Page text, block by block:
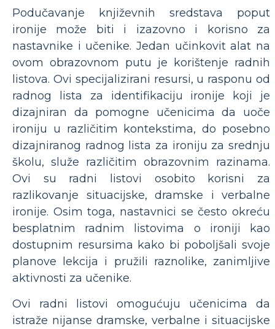
Podučavanje književnih sredstava poput
ironije može biti i izazovno i korisno za
nastavnike i učenike. Jedan učinkovit alat na
ovom obrazovnom putu je korištenje radnih
listova. Ovi specijalizirani resursi, u rasponu od
radnog lista za identifikaciju ironije koji je
dizajniran da pomogne učenicima da uoče
ironiju u različitim kontekstima, do posebno
dizajniranog radnog lista za ironiju za srednju
školu, služe različitim obrazovnim razinama.
Ovi su radni listovi osobito korisni za
razlikovanje situacijske, dramske i verbalne
ironije. Osim toga, nastavnici se često okreću
besplatnim radnim listovima o ironiji kao
dostupnim resursima kako bi poboljšali svoje
planove lekcija i pružili raznolike, zanimljive
aktivnosti za učenike.
Ovi radni listovi omogućuju učenicima da
istraže nijanse dramske, verbalne i situacijske